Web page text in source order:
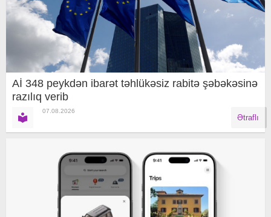
Aİ 348 peykdən ibarət təhlükəsiz rabitə şəbəkəsinə
razılıq verib
07.08.2026
Ətraflı